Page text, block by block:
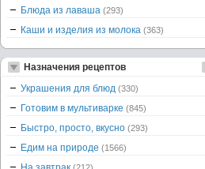
Блюда из лаваша (293)
Каши и изделия из молока (363)
Назначения рецептов
Украшения для блюд (330)
Готовим в мультиварке (845)
Быстро, просто, вкусно (293)
Едим на природе (1566)